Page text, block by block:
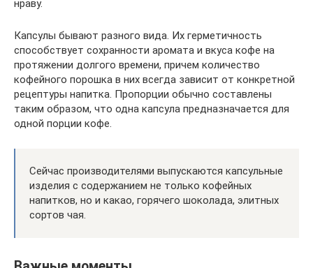
нраву.
Капсулы бывают разного вида. Их герметичность
способствует сохранности аромата и вкуса кофе на
протяжении долгого времени, причем количество
кофейного порошка в них всегда зависит от конкретной
рецептуры напитка. Пропорции обычно составлены
таким образом, что одна капсула предназначается для
одной порции кофе.
Сейчас производителями выпускаются капсульные
изделия с содержанием не только кофейных
напитков, но и какао, горячего шоколада, элитных
сортов чая.